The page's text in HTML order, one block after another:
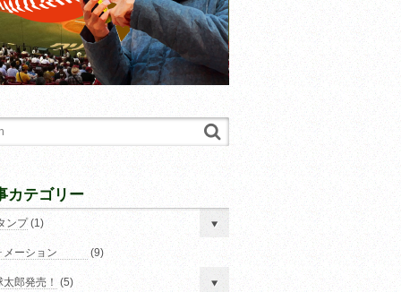
カテゴリー
ンプ(1)
メーション (9)
郎発売！ (5)